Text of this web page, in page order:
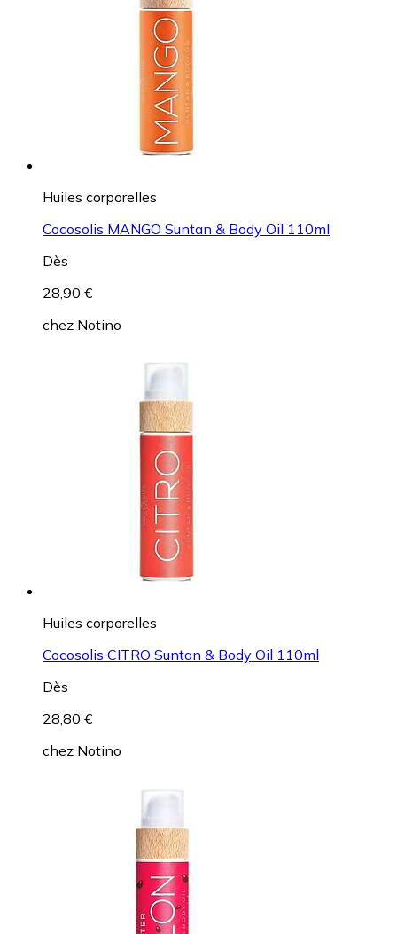
Huiles corporelles
Cocosolis MANGO Suntan & Body Oil 110ml
Dès
28,90 €
chez Notino
Huiles corporelles
Cocosolis CITRO Suntan & Body Oil 110ml
Dès
28,80 €
chez Notino